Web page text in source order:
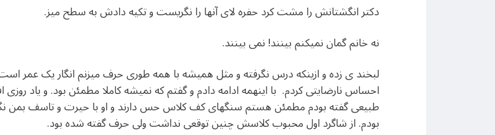
دکتر انگشتانش را مشت کرد حفره لای آنها را نگریست و تکیه دادش به سطح میز.
نه خانم گمان نمیکنم بینند! نمی بینند.
لبخند ی زده و ازینکه درس نگرفته و مثل همیشه با همه طوری حرف میزنم انگار یک عمر
احساس نارضایتی کردم. با اینهمه ادامه دادم و گفتم که نمیشه کاملا مطمئن بود. و یاد روزی
طبیعی گفته بودم مطمئن هستم سنگهای کف کلاس حس دارند و او با حیرت و تاسف بمن
بودم. از شاگرد اول محبوب کلاسش چنین توقعی نداشت ولی حرف گفته شده بود.